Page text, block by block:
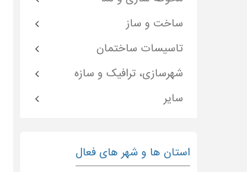
ساخت و ساز
تاسیسات ساختمان
شهرسازی، ترافیک و سازه
سایر
استان ها و شهر های فعال